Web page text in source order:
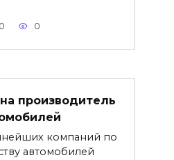
0 0
производитель
компаний по
автомобилей